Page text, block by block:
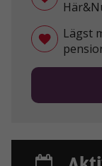
Lägst